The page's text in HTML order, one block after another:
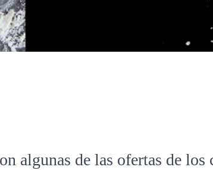
algunas de las ofertas de